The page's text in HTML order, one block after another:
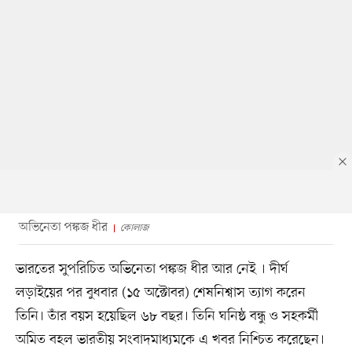
অভিনেতা পঙ্কজ ধীর কোলাজ
ভারতের সুপরিচিত অভিনেতা পঙ্কজ ধীর আর নেই । দীর্ঘ
লড়াইয়ের পর বুধবার (১৫ অক্টোবর) শেষনিশ্বাস ত্যাগ করেন
তিনি। তাঁর বয়স হয়েছিল ৬৮ বছর। তিনি ঘনিষ্ঠ বন্ধু ও সহকর্মী
অমিত বহল ভারতীয় সংবাদমাধ্যমকে এ খবর নিশ্চিত করেছেন।